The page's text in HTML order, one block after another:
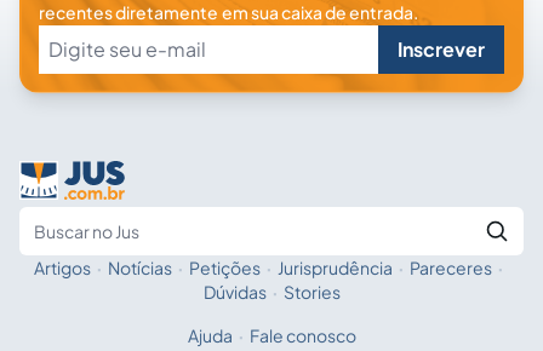
recentes diretamente em sua caixa de entrada.
Inscrever
Fale com a IA
Artigos · Notícias · Petições · Jurisprudência · Pareceres ·
Dúvidas · Stories
Ajuda · Fale conosco